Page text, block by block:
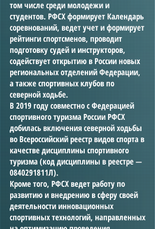
том числе среди молодежи и
студентов. РФСХ формирует Календарь
соревнований, ведет учет и формирует
рейтинги спортсменов, проводит
подготовку судей и инструкторов,
содействует открытию в России новых
региональных отделений Федерации,
а также спортивных клубов по
северной ходьбе.
В 2019 году совместно с Федерацией
спортивного туризма России РФСХ
добилась включения северной ходьбы
во Всероссийский реестр видов спорта в
качестве дисциплины спортивного
туризма (код дисциплины в реестре —
0840291811Л).
Кроме того, РФСХ ведет работу по
развитию и внедрению в сферу своей
деятельности инновационных
спортивных технологий, направленных